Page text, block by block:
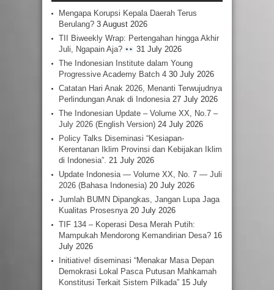
Mengapa Korupsi Kepala Daerah Terus
Berulang? 3 August 2026
TII Biweekly Wrap: Pertengahan hingga Akhir
Juli, Ngapain Aja?
31 July 2026
The Indonesian Institute dalam Young
Progressive Academy Batch 4 30 July 2026
Catatan Hari Anak 2026, Menanti Terwujudnya
Perlindungan Anak di Indonesia 27 July 2026
The Indonesian Update – Volume XX, No.7 –
July 2026 (English Version) 24 July 2026
Policy Talks Diseminasi “Kesiapan-
Kerentanan Iklim Provinsi dan Kebijakan Iklim
di Indonesia”. 21 July 2026
Update Indonesia — Volume XX, No. 7 — Juli
2026 (Bahasa Indonesia) 20 July 2026
Jumlah BUMN Dipangkas, Jangan Lupa Jaga
Kualitas Prosesnya 20 July 2026
TIF 134 – Koperasi Desa Merah Putih:
Mampukah Mendorong Kemandirian Desa? 16
July 2026
Initiative! diseminasi “Menakar Masa Depan
Demokrasi Lokal Pasca Putusan Mahkamah
Konstitusi Terkait Sistem Pilkada” 15 July